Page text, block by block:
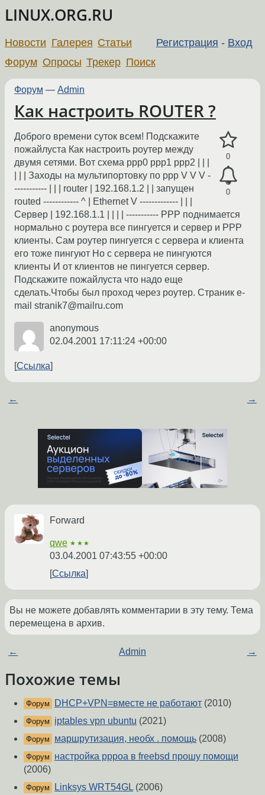
LINUX.ORG.RU
Регистрация - Вход
Новости Галерея Статьи
Форум Опросы Трекер Поиск
Форум — Admin
Как настроить ROUTER ?
0
0
Доброго времени суток всем! Подскажите
пожайлуста Как настроить роутер между
двумя сетями. Вот схема ppp0 ppp1 ppp2 | | |
| | | Заходы на мультипортовку по ppp V V V -
----------- | | | router | 192.168.1.2 | | запущен
routed ------------ ^ | Ethernet V ------------- | | |
Сервер | 192.168.1.1 | | | | ----------- PPP поднимается
нормально с роутера все пингуется и сервер и РРР
клиенты. Сам роутер пингуется с сервера и клиента
его тоже пингуют Но с сервера не пингуются
клиенты И от клиентов не пингуется сервер.
Подскажите пожайлуста что надо еще
сделать.Чтобы был проход через роутер. Страник e-
mail stranik7@mailru.com
anonymous
02.04.2001 17:11:24 +00:00
Ссылка
← →
Forward
qwe ★★★
03.04.2001 07:43:55 +00:00
Ссылка
Вы не можете добавлять комментарии в эту тему. Тема
перемещена в архив.
← Admin →
Похожие темы
Форум DHCP+VPN=вместе не работают (2010)
Форум iptables vpn ubuntu (2021)
Форум маршрутизация, необх . помощь (2008)
Форум
настройка pppoa в freebsd прошу помощи
(2006)
Форум Linksys WRT54GL (2006)